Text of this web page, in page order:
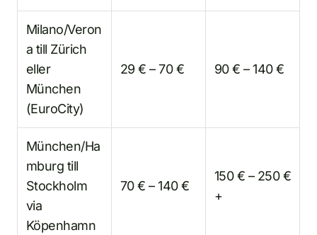
Milano/Veron
a till Zürich
eller
München
(EuroCity)
29 € – 70 € 90 € – 140 €
München/Ha
mburg till
Stockholm
via
Köpenhamn
70 € – 140 €
150 € – 250 €
+